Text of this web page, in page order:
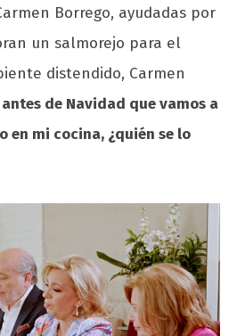
Borrego, ayudadas por
un salmorejo para el
distendido, Carmen
de Navidad que vamos a
en mi cocina, ¿quién se lo